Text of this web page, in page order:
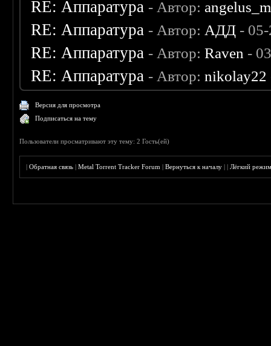
RE: Аппаратура - Автор:
RE: Аппаратура - Автор: АДД -
RE: Аппаратура - Автор:Raven -
RE: Аппаратура - Автор:nikolay22
Версия для просмотра
Подписаться на тему
Пользователи просматривают эту тему: 2 Гость(ей)
|Обратная связь |Metal Torrent Tracker Forum |Вернуться к началу ||Лёгкий